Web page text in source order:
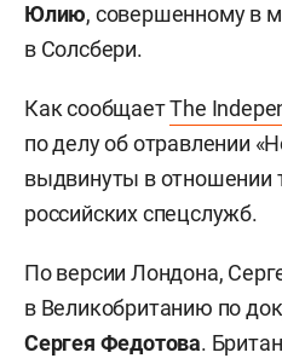
Юлию, совершенному в
в Солсбери.
Как сообщаетThe
по делу об отравлении
выдвинуты в отношении
российских спецслужб.
По версии Лондона,
в Великобританию по
Сергея Федотова.